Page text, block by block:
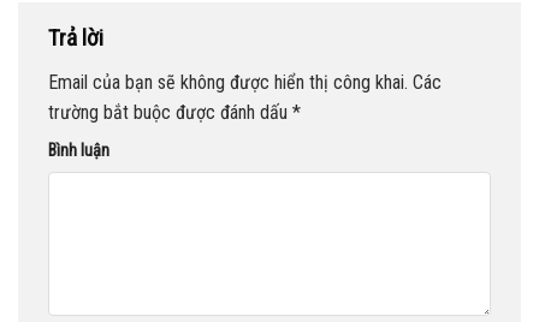
Trả lời
Email của bạn sẽ không được hiển thị công khai. Các
trường bắt buộc được đánh dấu *
Bình luận